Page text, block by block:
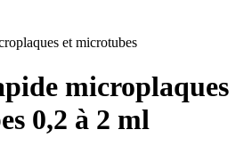
et microtubes
microplaques
0,2 à 2 ml